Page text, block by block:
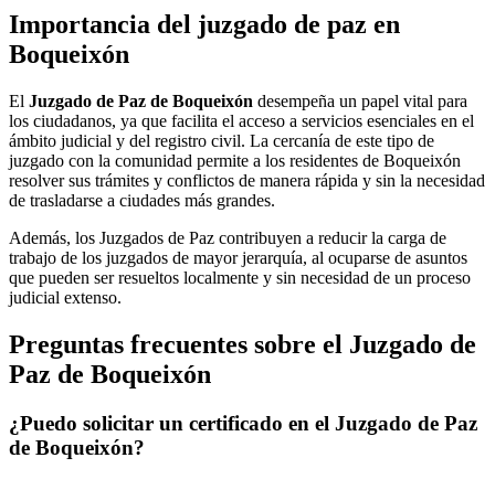
Importancia del juzgado de paz en
Boqueixón
El Juzgado de Paz de Boqueixón desempeña un papel vital para
los ciudadanos, ya que facilita el acceso a servicios esenciales en el
ámbito judicial y del registro civil. La cercanía de este tipo de
juzgado con la comunidad permite a los residentes de Boqueixón
resolver sus trámites y conflictos de manera rápida y sin la necesidad
de trasladarse a ciudades más grandes.
Además, los Juzgados de Paz contribuyen a reducir la carga de
trabajo de los juzgados de mayor jerarquía, al ocuparse de asuntos
que pueden ser resueltos localmente y sin necesidad de un proceso
judicial extenso.
Preguntas frecuentes sobre el Juzgado de
Paz de Boqueixón
¿Puedo solicitar un certificado en el Juzgado de Paz
de Boqueixón?